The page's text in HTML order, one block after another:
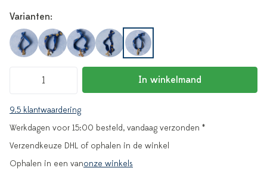
Varianten:
In winkelmand
9.5 klantwaardering
Werkdagen voor 15:00 besteld, vandaag verzonden *
Verzendkeuze DHL of ophalen in de winkel
Ophalen in een vanonze winkels